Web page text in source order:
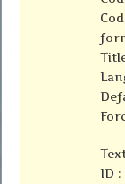
ID :